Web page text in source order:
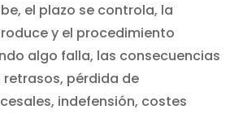
el plazo se controla, la
y el procedimiento
algo falla, las consecuencias
retrasos, pérdida de
indefensión, costes